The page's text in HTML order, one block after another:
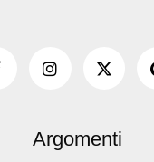
Argomenti